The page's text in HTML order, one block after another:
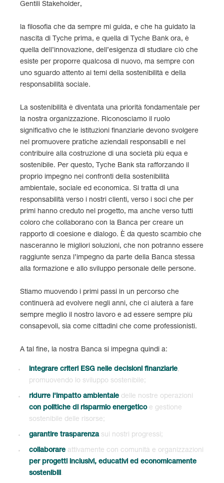
Gentili Stakeholder,
la filosofia che da sempre mi guida, e che ha guidato la
nascita di Tyche prima, e quella di Tyche Bank ora, è
quella dell’innovazione, dell’esigenza di studiare ciò che
esiste per proporre qualcosa di nuovo, ma sempre con
uno sguardo attento ai temi della sostenibilità e della
responsabilità sociale.
La sostenibilità è diventata una priorità fondamentale per
la nostra organizzazione. Riconosciamo il ruolo
significativo che le istituzioni finanziarie devono svolgere
nel promuovere pratiche aziendali responsabili e nel
contribuire alla costruzione di una società più equa e
sostenibile. Per questo, Tyche Bank sta rafforzando il
proprio impegno nei confronti della sostenibilità
ambientale, sociale ed economica. Si tratta di una
responsabilità verso i nostri clienti, verso i soci che per
primi hanno creduto nel progetto, ma anche verso tutti
coloro che collaborano con la Banca per creare un
rapporto di coesione e dialogo. È da questo scambio che
nasceranno le migliori soluzioni, che non potranno essere
raggiunte senza l’impegno da parte della Banca stessa
alla formazione e allo sviluppo personale delle persone.
Stiamo muovendo i primi passi in un percorso che
continuerà ad evolvere negli anni, che ci aiuterà a fare
sempre meglio il nostro lavoro e ad essere sempre più
consapevoli, sia come cittadini che come professionisti.
A tal fine, la nostra Banca si impegna quindi a:
integrare criteri ESG nelle decisioni finanziarie,
promuovendo lo sviluppo sostenibile;
ridurre l'impatto ambientale delle nostre operazioni
con politiche di risparmio energeticoe gestione
sostenibile delle risorse;
garantire trasparenzasui nostri progressi;
collaborare attivamente con comunità e organizzazioni
per progetti inclusivi, educativi ed economicamente
sostenibili.